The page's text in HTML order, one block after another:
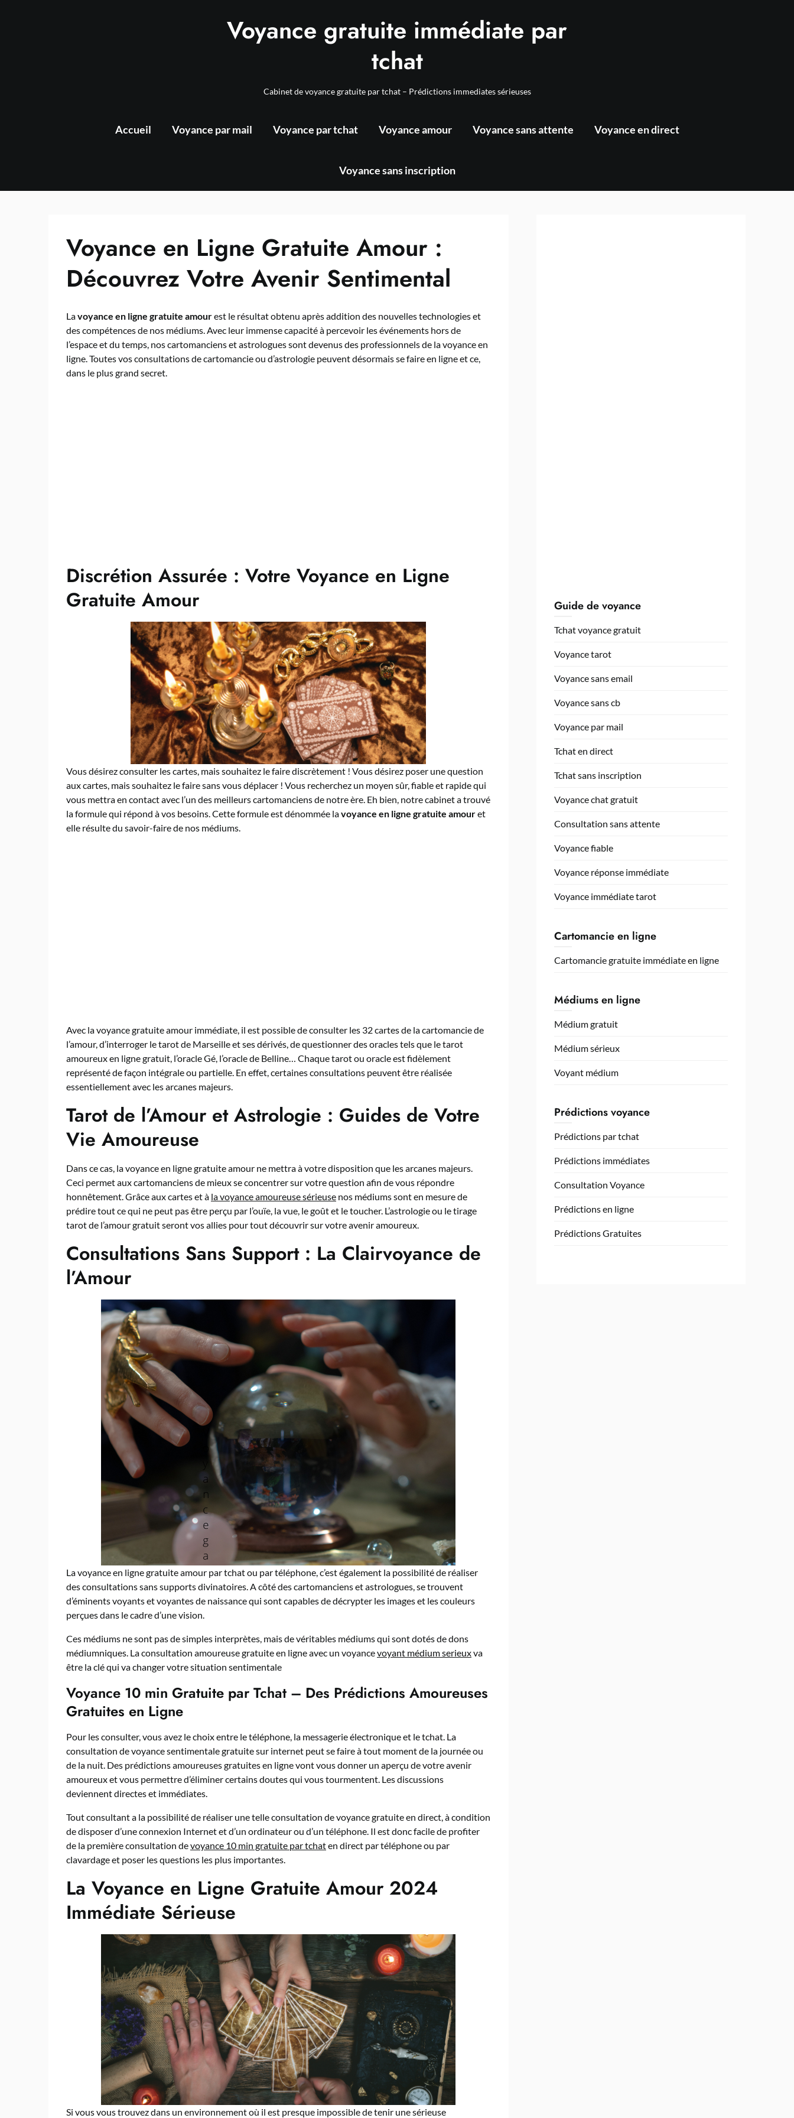
Voyance gratuite immédiate par
tchat
Cabinet de voyance gratuite par tchat – Prédictions immediates sérieuses
Accueil Voyance par mail Voyance par tchat Voyance amour Voyance sans attente Voyance en direct
Voyance sans inscription
Voyance en Ligne Gratuite Amour :
Découvrez Votre Avenir Sentimental
Lavoyance en ligne gratuite amourest le résultat obtenu après addition des nouvelles technologies et
des compétences de nos médiums. Avec leur immense capacité à percevoir les événements hors de
l’espace et du temps, nos cartomanciens et astrologues sont devenus des professionnels de la voyance en
ligne. Toutes vos consultations de cartomancie ou d’astrologie peuvent désormais se faire en ligne et ce,
dans le plus grand secret.
Discrétion Assurée : Votre Voyance en Ligne
Gratuite Amour
Vous désirez consulter les cartes, mais souhaitez le faire discrètement ! Vous désirez poser une question
aux cartes, mais souhaitez le faire sans vous déplacer ! Vous recherchez un moyen sûr, fiable et rapide qui
vous mettra en contact avec l’un des meilleurs cartomanciens de notre ère. Eh bien, notre cabinet a trouvé
la formule qui répond à vos besoins. Cette formule est dénommée lavoyance en ligne gratuite amouret
elle résulte du savoir-faire de nos médiums.
Avec la voyance gratuite amour immédiate, il est possible de consulter les 32 cartes de la cartomancie de
l’amour, d’interroger le tarot de Marseille et ses dérivés, de questionner des oracles tels que le tarot
amoureux en ligne gratuit, l’oracle Gé, l’oracle de Belline… Chaque tarot ou oracle est fidèlement
représenté de façon intégrale ou partielle. En effet, certaines consultations peuvent être réalisée
essentiellement avec les arcanes majeurs.
Tarot de l’Amour et Astrologie : Guides de Votre
Vie Amoureuse
Dans ce cas, la voyance en ligne gratuite amour ne mettra à votre disposition que les arcanes majeurs.
Ceci permet aux cartomanciens de mieux se concentrer sur votre question afin de vous répondre
honnêtement. Grâce aux cartes et à la voyance amoureuse sérieuse nos médiums sont en mesure de
prédire tout ce qui ne peut pas être perçu par l’ouïe, la vue, le goût et le toucher. L’astrologie ou le tirage
tarot de l’amour gratuit seront vos allies pour tout découvrir sur votre avenir amoureux.
Consultations Sans Support : La Clairvoyance de
l’Amour
La voyance en ligne gratuite amour par tchat ou par téléphone, c’est également la possibilité de réaliser
des consultations sans supports divinatoires. A côté des cartomanciens et astrologues, se trouvent
d’éminents voyants et voyantes de naissance qui sont capables de décrypter les images et les couleurs
perçues dans le cadre d’une vision.
Ces médiums ne sont pas de simples interprètes, mais de véritables médiums qui sont dotés de dons
médiumniques. La consultation amoureuse gratuite en ligne avec un voyancevoyant médium serieuxva
être la clé qui va changer votre situation sentimentale
Voyance 10 min Gratuite par Tchat – Des Prédictions Amoureuses
Gratuites en Ligne
Pour les consulter, vous avez le choix entre le téléphone, la messagerie électronique et le tchat. La
consultation de voyance sentimentale gratuite sur internet peut se faire à tout moment de la journée ou
de la nuit. Des prédictions amoureuses gratuites en ligne vont vous donner un aperçu de votre avenir
amoureux et vous permettre d’éliminer certains doutes qui vous tourmentent. Les discussions
deviennent directes et immédiates.
Tout consultant a la possibilité de réaliser une telle consultation de voyance gratuite en direct, à condition
de disposer d’une connexion Internet et d’un ordinateur ou d’un téléphone. Il est donc facile de profiter
de la première consultation devoyance 10 min gratuite par tchaten direct par téléphone ou par
clavardage et poser les questions les plus importantes.
La Voyance en Ligne Gratuite Amour 2024
Immédiate Sérieuse
Si vous vous trouvez dans un environnement où il est presque impossible de tenir une sérieuse
Guide de voyance
Tchat voyance gratuit
Voyance tarot
Voyance sans email
Voyance sans cb
Voyance par mail
Tchat en direct
Tchat sans inscription
Voyance chat gratuit
Consultation sans attente
Voyance fiable
Voyance réponse immédiate
Voyance immédiate tarot
Cartomancie en ligne
Cartomancie gratuite immédiate en ligne
Médiums en ligne
Médium gratuit
Médium sérieux
Voyant médium
Prédictions voyance
Prédictions par tchat
Prédictions immédiates
Consultation Voyance
Prédictions en ligne
Prédictions Gratuites